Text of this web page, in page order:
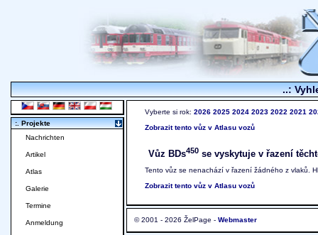
..:
Vyberte si rok: 2026 2025 2024 2023 2022 2021
Zobrazit tento vůz v Atlasu vozů
Vůz BDs450 se vyskytuje v řazení
Tento vůz se nenachází v řazení žádného z vlaků.
Zobrazit tento vůz v Atlasu vozů
© 2001 - 2026 ŽelPage - Webmaster
:. Projekte
Nachrichten
Artikel
Atlas
Galerie
Termine
Anmeldung